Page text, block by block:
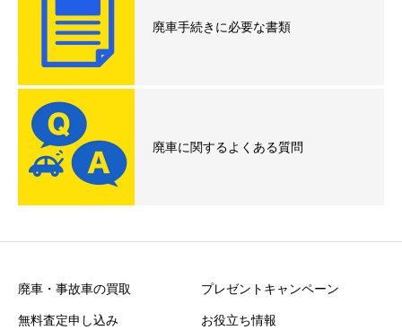
廃車手続きに必要な書類
廃車に関するよくある質問
廃車・事故車の買取
プレゼントキャンペーン
無料査定申し込み
お役立ち情報